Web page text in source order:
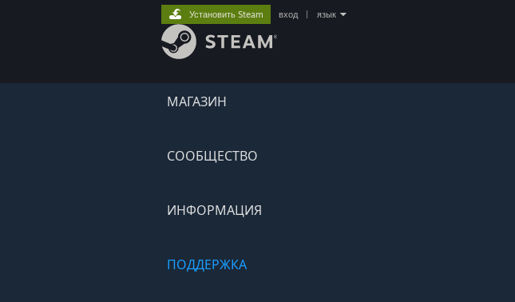
МАГАЗИН
СООБЩЕСТВО
ИНФОРМАЦИЯ
ПОДДЕРЖКА
Установить Steam вход язык